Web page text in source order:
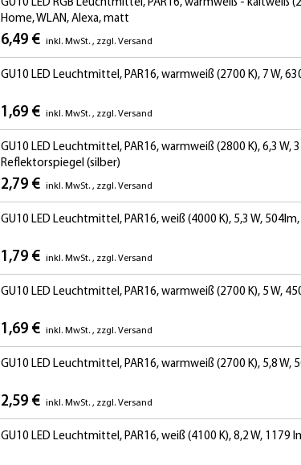
GU10 LED RGB Leuchtmittel, PAR16, warmweiß - kaltweiß
Home, WLAN, Alexa, matt
6,49 € inkl. MwSt. , zzgl. Versand
GU10 LED Leuchtmittel, PAR16, warmweiß (2700 K), 7 W,
1,69 € inkl. MwSt. , zzgl. Versand
GU10 LED Leuchtmittel, PAR16, warmweiß (2800 K), 6,3
Reflektorspiegel (silber)
2,79 € inkl. MwSt. , zzgl. Versand
GU10 LED Leuchtmittel, PAR16, weiß (4000 K), 5,3 W,
1,79 € inkl. MwSt. , zzgl. Versand
GU10 LED Leuchtmittel, PAR16, warmweiß (2700 K), 5 W,
1,69 € inkl. MwSt. , zzgl. Versand
GU10 LED Leuchtmittel, PAR16, warmweiß (2700 K), 5,8
2,59 € inkl. MwSt. , zzgl. Versand
GU10 LED Leuchtmittel, PAR16, weiß (4100 K), 8,2 W, 1179